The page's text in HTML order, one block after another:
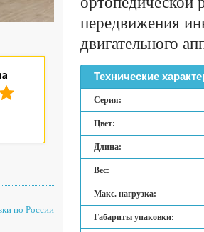
по России
передвижения
двигательного
Технические
Серия:
Цвет:
Длина:
Вес:
Макс. нагрузка:
Габариты упаковки: